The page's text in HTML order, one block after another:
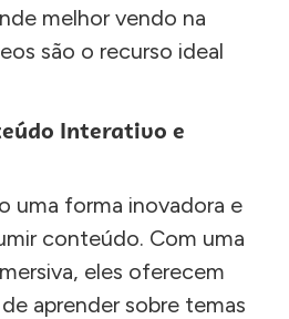
melhor vendo na
são o recurso ideal
Interativo e
uma forma inovadora e
conteúdo. Com uma
eles oferecem
aprender sobre temas